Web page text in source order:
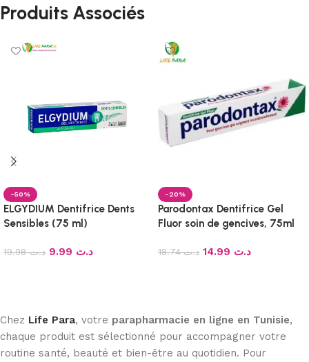
Produits Associés
-50%
ELGYDIUM Dentifrice Dents
Sensibles (75 ml)
د.ت19.98 د.ت
-20%
Parodontax Dentifrice Gel
Fluor soin de gencives, 75ml
د.ت18.74 د.ت
Chez Life Para, votre parapharmacie en ligne en Tunisie,
chaque produit est sélectionné pour accompagner votre
routine santé, beauté et bien-être au quotidien. Pour